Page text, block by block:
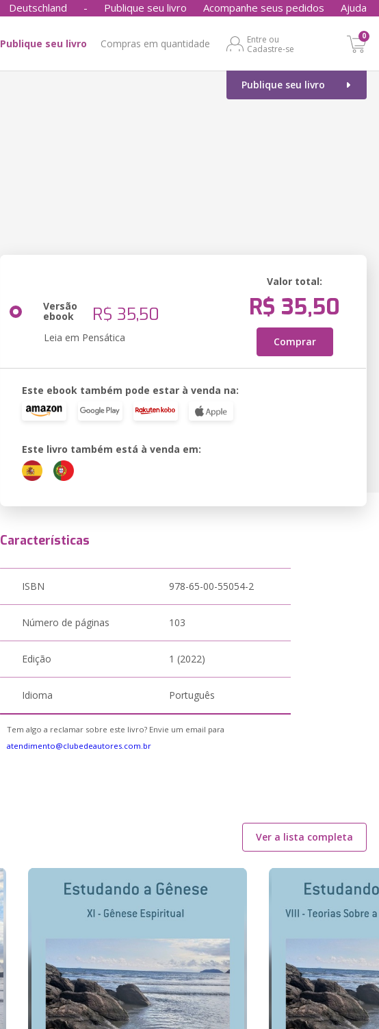
Deutschland - Publique seu livro Acompanhe seus pedidos Ajuda
Publique seu livro Compras em quantidade
Entre ou
Cadastre-se
0
Publique seu livro
Versão
ebook R$ 35,50
Leia em Pensática
Valor total:
R$ 35,50
Comprar
Este ebook também pode estar à venda na:
Este livro também está à venda em:
Características
ISBN 978-65-00-55054-2
Número de páginas 103
Edição 1 (2022)
Idioma Português
Tem algo a reclamar sobre este livro? Envie um email para
atendimento@clubedeautores.com.br
Ver a lista completa